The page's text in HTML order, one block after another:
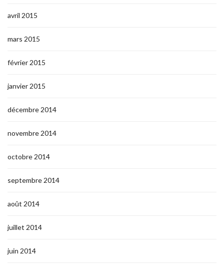
avril 2015
mars 2015
février 2015
janvier 2015
décembre 2014
novembre 2014
octobre 2014
septembre 2014
août 2014
juillet 2014
juin 2014